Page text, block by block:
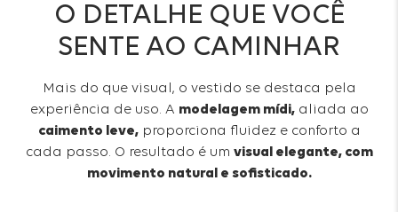
O DETALHE QUE VOCÊ
SENTE AO CAMINHAR
Mais do que visual, o vestido se destaca pela
experiência de uso. A modelagem mídi,aliada ao
caimento leve,proporciona fluidez e conforto a
cada passo. O resultado é um visual elegante, com
movimento natural e sofisticado.